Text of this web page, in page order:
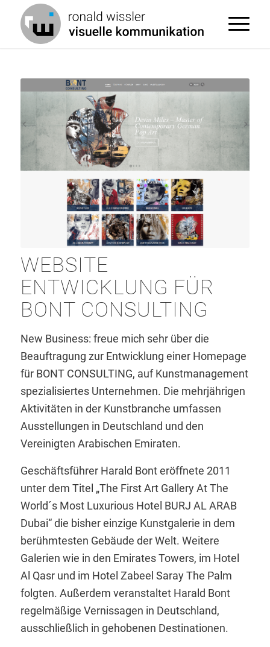
WEBSITE
ENTWICKLUNG FÜR
BONT CONSULTING
New Business: freue mich sehr über die
Beauftragung zur Entwicklung einer Homepage
für BONT CONSULTING, auf Kunstmanagement
spezialisiertes Unternehmen. Die mehrjährigen
Aktivitäten in der Kunstbranche umfassen
Ausstellungen in Deutschland und den
Vereinigten Arabischen Emiraten.
Geschäftsführer Harald Bont eröffnete 2011
unter dem Titel „The First Art Gallery At The
World´s Most Luxurious Hotel BURJ AL ARAB
Dubai“ die bisher einzige Kunstgalerie in dem
berühmtesten Gebäude der Welt. Weitere
Galerien wie in den Emirates Towers, im Hotel
Al Qasr und im Hotel Zabeel Saray The Palm
folgten. Außerdem veranstaltet Harald Bont
regelmäßige Vernissagen in Deutschland,
ausschließlich in gehobenen Destinationen.